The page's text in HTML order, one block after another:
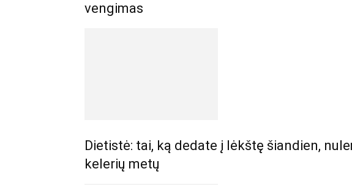
vengimas
Dietistė: tai, ką dedate į lėkštę šiandien,
kelerių metų